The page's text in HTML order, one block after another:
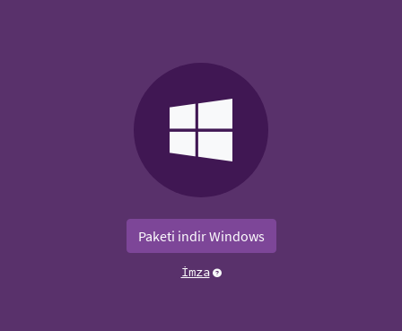
Paketi indir Windows
İmza